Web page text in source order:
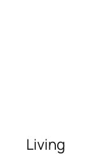
Living